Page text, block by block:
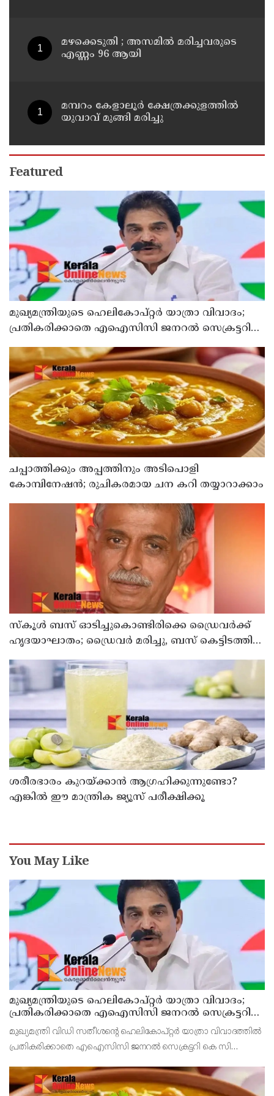
മഴക്കെടുതി ; അസമില്‍ മരിച്ചവരുടെ
എണ്ണം 96 ആയി
മമ്പറം കേളാലൂർ ക്ഷേത്രക്കുളത്തിൽ
യുവാവ് മുങ്ങി മരിച്ചു
Featured
മുഖ്യമന്ത്രിയുടെ ഹെലികോപ്റ്റര്‍ യാത്രാ വിവാദം;
പ്രതികരിക്കാതെ എഐസിസി ജനറല്‍ സെക്രട്ടറി
ചപ്പാത്തിക്കും അപ്പത്തിനും അടിപൊളി
കോമ്പിനേഷൻ; രുചികരമായ ചന കറി തയ്യാറാക്കാം
സ്കൂൾ ബസ് ഓടിച്ചുകൊണ്ടിരിക്കെ ഡ്രൈവർക്ക്
ഹൃദയാഘാതം; ഡ്രൈവർ മരിച്ചു, ബസ് കെട്ടിടത്തിൽ
ശരീരഭാരം കുറയ്ക്കാൻ ആഗ്രഹിക്കുന്നുണ്ടോ?
എങ്കിൽ ഈ മാന്ത്രിക ജ്യൂസ് പരീക്ഷിക്കൂ
You May Like
മുഖ്യമന്ത്രിയുടെ ഹെലികോപ്റ്റര്‍ യാത്രാ വിവാദം;
പ്രതികരിക്കാതെ എഐസിസി ജനറല്‍ സെക്രട്ടറി
കെ സി വേണുഗോപാല്‍
മുഖ്യമന്ത്രി വിഡി സതീശന്റെ ഹെലികോപ്റ്റര്‍ യാത്രാ വിവാദത്തില്‍
പ്രതികരിക്കാതെ എഐസിസി ജനറല്‍ സെക്രട്ടറി കെ സി
പ്രതികരിക്കാനില്ലെന്നും ആരോപണങ്ങള്‍ ഉന്നയിക്കുക എ